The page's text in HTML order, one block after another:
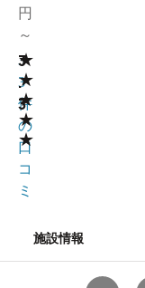
円
～
★
★
★
★
★
3
.
3
3
3
件
の
口
コ
ミ
施設情報